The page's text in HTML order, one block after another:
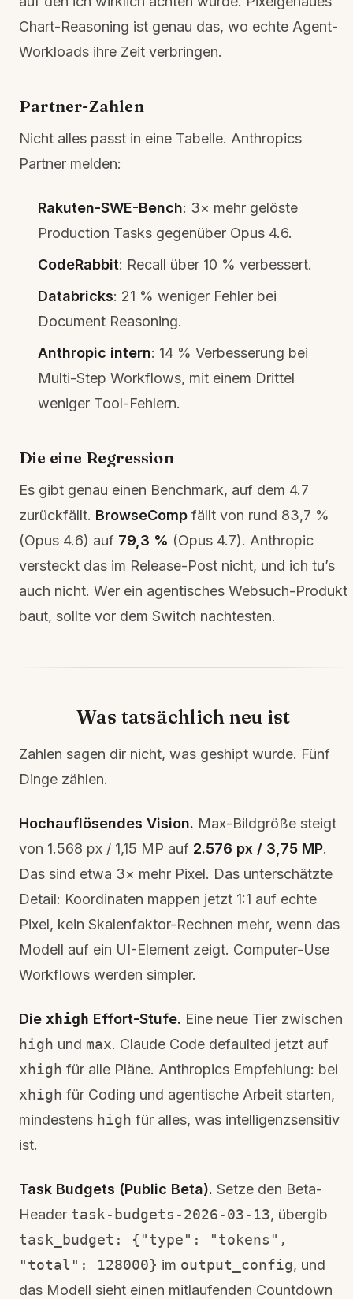
Chart-Reasoning ist genau das, wo echte Agent-
Workloads ihre Zeit verbringen.
Partner-Zahlen
Nicht alles passt in eine Tabelle. Anthropics
Partner melden:
Rakuten-SWE-Bench: 3× mehr gelöste
Production Tasks gegenüber Opus 4.6.
CodeRabbit: Recall über 10 % verbessert.
Databricks: 21 % weniger Fehler bei
Document Reasoning.
Anthropic intern: 14 % Verbesserung bei
Multi-Step Workflows, mit einem Drittel
weniger Tool-Fehlern.
Die eine Regression
Es gibt genau einen Benchmark, auf dem 4.7
zurückfällt. BrowseComp fällt von rund 83,7 %
(Opus 4.6) auf 79,3 % (Opus 4.7). Anthropic
versteckt das im Release-Post nicht, und ich tu’s
auch nicht. Wer ein agentisches Websuch-Produkt
baut, sollte vor dem Switch nachtesten.
Was tatsächlich neu ist
Zahlen sagen dir nicht, was geshipt wurde. Fünf
Dinge zählen.
Hochauflösendes Vision. Max-Bildgröße steigt
von 1.568 px / 1,15 MP auf 2.576 px / 3,75 MP.
Das sind etwa 3× mehr Pixel. Das unterschätzte
Detail: Koordinaten mappen jetzt 1:1 auf echte
Pixel, kein Skalenfaktor-Rechnen mehr, wenn das
Modell auf ein UI-Element zeigt. Computer-Use
Workflows werden simpler.
Die xhigh Effort-Stufe. Eine neue Tier zwischen
high und max. Claude Code defaulted jetzt auf
xhigh für alle Pläne. Anthropics Empfehlung: bei
xhigh für Coding und agentische Arbeit starten,
mindestens high für alles, was intelligenzsensitiv
ist.
Task Budgets (Public Beta). Setze den Beta-
Header task-budgets-2026-03-13, übergib
task_budget: {"type": "tokens",
"total": 128000} im output_config, und
das Modell sieht einen mitlaufenden Countdown